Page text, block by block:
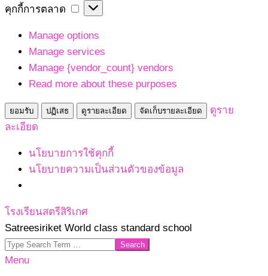
เก็บ
คุกกี้การตลาด
คุกกี้
ตลาด
Manage options
Manage services
Manage {vendor_count} vendors
Read more about these purposes
ยอมรับ ปฏิเสธ ดูรายละเอียด จัดเก็บรายละเอียด
ดูราย
ละเอียด
นโยบายการใช้คุกกี้
นโยบายความเป็นส่วนตัวของข้อมูล
Skip
to
content
โรงเรียนสตรีสิริเกศ
Satreesiriket World class standard school
Search
Primary
Menu